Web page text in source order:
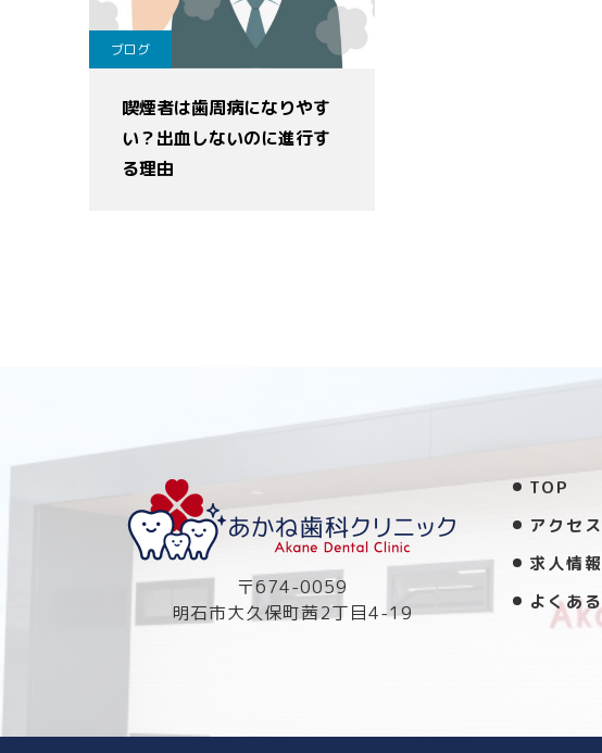
ブログ
喫煙者は歯周病になりやす
い？出血しないのに進行す
る理由
〒674-0059
明石市大久保町茜2丁目4-19
TOP
アクセ
求人情報
よくあ